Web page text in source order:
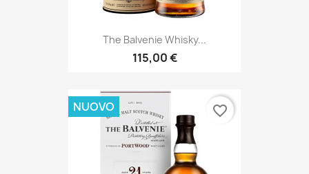
The Balvenie Whisky...
115,00 €
NUOVO favorite_border